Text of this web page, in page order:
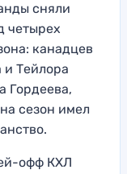
сняли
четырех
канадцев
Тейлора
Гордеева,
сезон имел
офф КХЛ